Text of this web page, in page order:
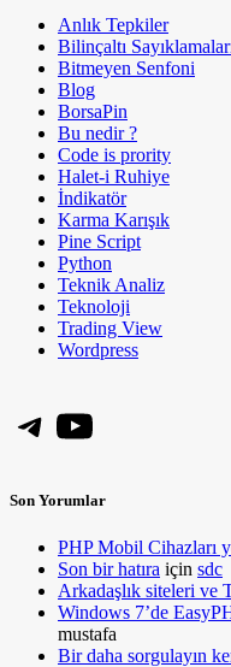
Anlık Tepkiler
Bilinçaltı
Bitmeyen Senfoni
Blog
BorsaPin
Bu nedir ?
Code is prority
Halet-i Ruhiye
İndikatör
Karma Karışık
Pine Script
Python
Teknik Analiz
Teknoloji
Trading View
Wordpress
Telegram
YouTube
Son Yorumlar
PHP Mobil Cihazları
Son bir hatıra için sdc
Arkadaşlık siteleri ve
Windows 7’de
mustafa
Bir daha sorgulayın